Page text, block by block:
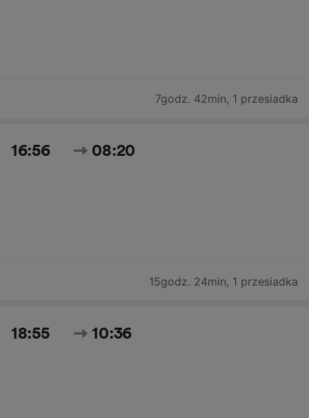
7godz. 42min, 1 przesiadka
16:56 08:20
15godz. 24min, 1 przesiadka
18:55 10:36